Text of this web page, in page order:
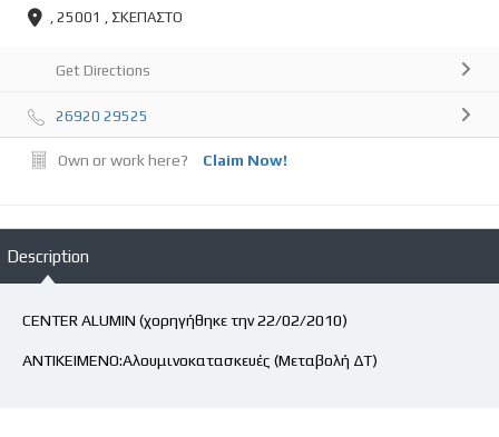
, 25001 , ΣΚΕΠΑΣΤΟ
Get Directions
26920 29525
Own or work here? Claim Now!
Description
CENTER ALUMIN (χορηγήθηκε την 22/02/2010)
ΑΝΤΙΚΕΙΜΕΝΟ:Αλουμινοκατασκευές (Μεταβολή ΔΤ)